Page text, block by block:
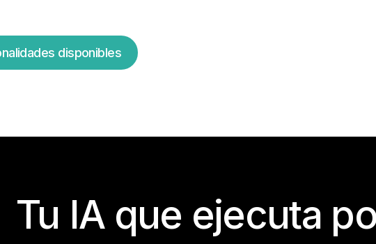
disponibles
Tu IA que ejecuta